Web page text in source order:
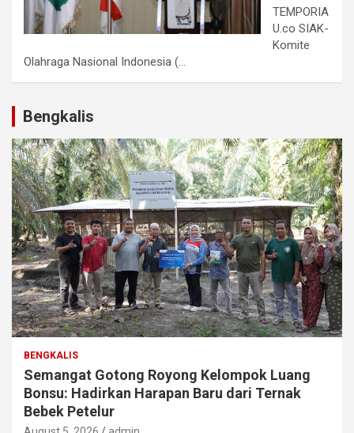
TEMPORIA
U.co SIAK-
Komite
Olahraga Nasional Indonesia (...
Bengkalis
BENGKALIS
Semangat Gotong Royong Kelompok Luang
Bonsu: Hadirkan Harapan Baru dari Ternak
Bebek Petelur